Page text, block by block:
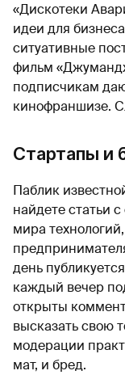
«Дискотеки
идеи для
ситуативные
фильм
подписчикам
кинофраншизе.
Стартапы и
Паблик
найдете статьи
мира
день
каждый вечер
открыты
высказать свою
модерации
мат, и бред.